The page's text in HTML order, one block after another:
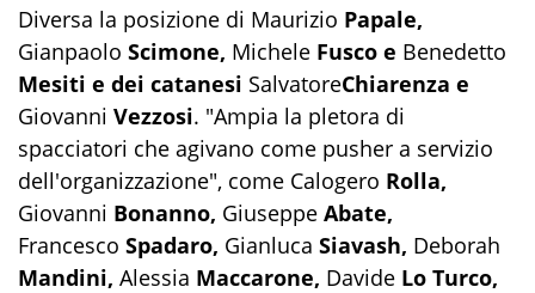
Diversa la posizione di Maurizio Papale,
Gianpaolo Scimone, Michele Fusco e Benedetto
Mesiti e dei catanesi SalvatoreChiarenza e
Giovanni Vezzosi. "Ampia la pletora di
spacciatori che agivano come pusher a servizio
dell'organizzazione", come Calogero Rolla,
Giovanni Bonanno, Giuseppe Abate,
Francesco Spadaro, Gianluca Siavash, Deborah
Mandini, Alessia Maccarone, Davide Lo Turco,